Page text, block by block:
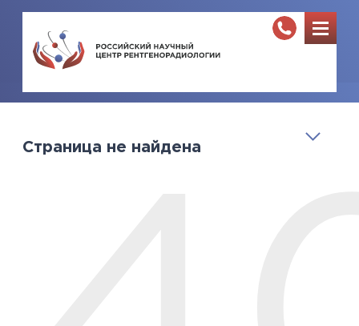
Страница не найдена